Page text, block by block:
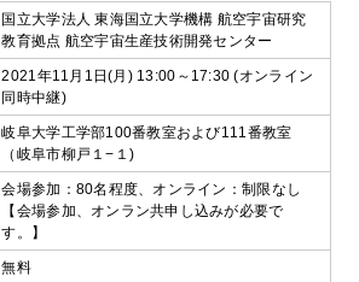
国立大学法人 東海国立大学機構 航空宇宙研究
教育拠点 航空宇宙生産技術開発センター
2021年11月1日(月) 13:00～17:30 (オンライン
同時中継)
岐阜大学工学部100番教室および111番教室
（岐阜市柳戸１−１)
会場参加：80名程度、オンライン：制限なし
【会場参加、オンラン共申し込みが必要で
す。】
無料